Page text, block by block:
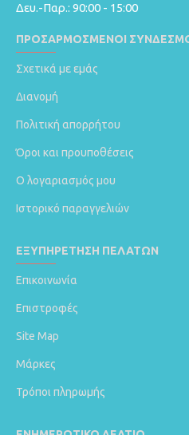
Δευ.-Παρ.: 90:00 - 15:00
ΠΡΟΣΑΡΜΟΣΜΈΝΟΙ
Σχετικά με εμάς
Διανομή
Πολιτική απορρήτου
Όροι και προυποθέσεις
Ο λογαριασμός μου
Ιστορικό παραγγελιών
ΕΞΥΠΗΡΈΤΗΣΗ ΠΕΛΑΤΏΝ
Επικοινωνία
Επιστροφές
Site Map
Μάρκες
Τρόποι πληρωμής